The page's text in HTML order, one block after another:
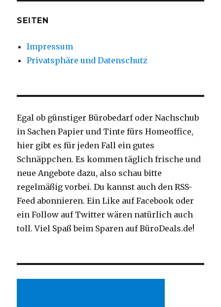
SEITEN
Impressum
Privatsphäre und Datenschutz
Egal ob günstiger Bürobedarf oder Nachschub
in Sachen Papier und Tinte fürs Homeoffice,
hier gibt es für jeden Fall ein gutes
Schnäppchen. Es kommen täglich frische und
neue Angebote dazu, also schau bitte
regelmäßig vorbei. Du kannst auch den RSS-
Feed abonnieren. Ein Like auf Facebook oder
ein Follow auf Twitter wären natürlich auch
toll. Viel Spaß beim Sparen auf BüroDeals.de!